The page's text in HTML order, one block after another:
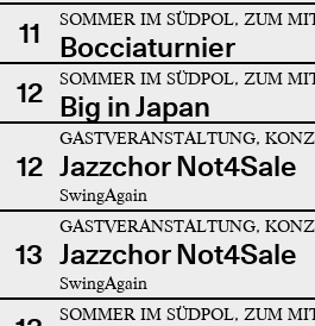
11 SOMMER IM SÜDPOL, ZUM
Bocciaturnier
12
SOMMER IM SÜDPOL, ZUM
Big in Japan
12
GASTVERANSTALTUNG,
Jazzchor Not4Sale
SwingAgain
13
GASTVERANSTALTUNG,
Jazzchor Not4Sale
SwingAgain
SOMMER IM SÜDPOL, ZUM